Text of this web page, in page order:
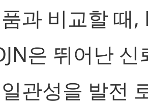
과 비교할 때,
은 뛰어난 신
관성을 발전